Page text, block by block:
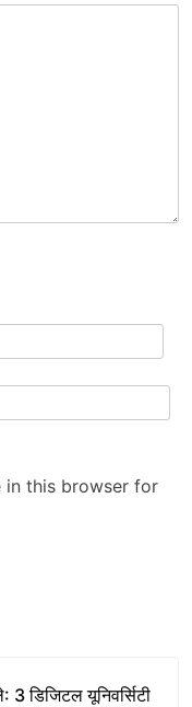
in this browser for
डिजिटल यूनिवर्सिटी